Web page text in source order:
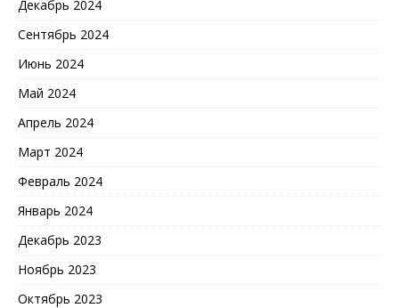
Декабрь 2024
Сентябрь 2024
Июнь 2024
Май 2024
Апрель 2024
Март 2024
Февраль 2024
Январь 2024
Декабрь 2023
Ноябрь 2023
Октябрь 2023